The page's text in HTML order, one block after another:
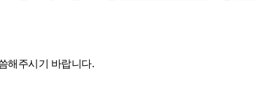
해주시기 바랍니다.